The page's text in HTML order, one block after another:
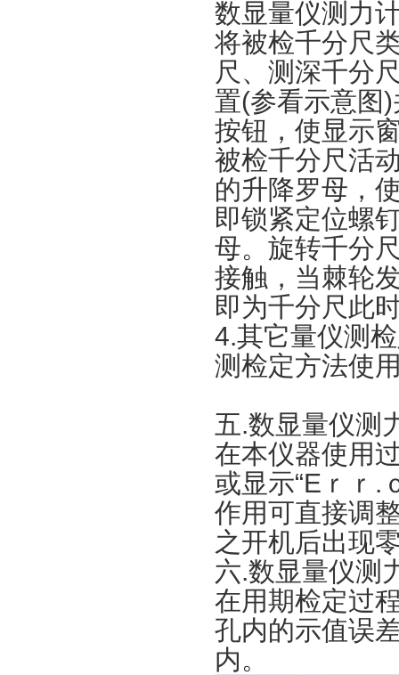
数显量仪测力
将被检千分尺
尺、测深千分
置(参看示意图
按钮，使显示
被检千分尺活
的升降罗母，
即锁紧定位螺
母。旋转千分
接触，当棘轮
即为千分尺此
4.其它量仪测
测检定方法使
五.数显量仪测
在本仪器使用
或显示“Eｒｒ.
作用可直接调
之开机后出现
六.数显量仪测
在用期检定过
孔内的示值误
内。